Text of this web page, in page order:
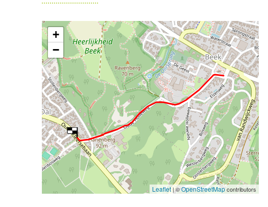
+
−
Leaflet| ©OpenStreetMapcontributors